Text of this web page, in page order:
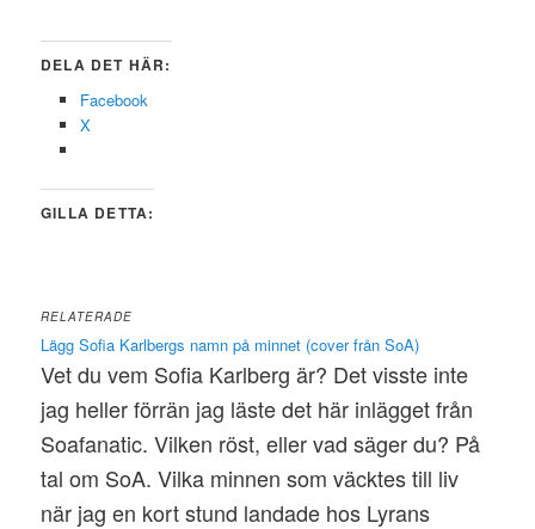
DELA DET HÄR:
Facebook
X
GILLA DETTA:
RELATERADE
Lägg Sofia Karlbergs namn på minnet (cover från SoA)
Vet du vem Sofia Karlberg är? Det visste inte
jag heller förrän jag läste det här inlägget från
Soafanatic. Vilken röst, eller vad säger du? På
tal om SoA. Vilka minnen som väcktes till liv
när jag en kort stund landade hos Lyrans